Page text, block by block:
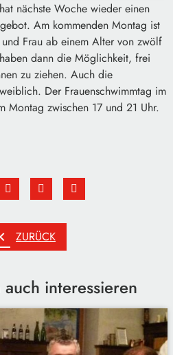
nächste Woche wieder einen
Am kommenden Montag ist
Frau ab einem Alter von zwölf
dann die Möglichkeit, frei
zu ziehen. Auch die
Der Frauenschwimmtag im
Montag zwischen 17 und 21 Uhr.
chevron_left ZURÜCK
interessieren